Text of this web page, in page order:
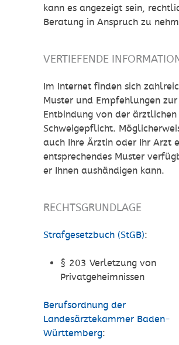
kann es angezeigt sein,
Beratung in Anspruch zu
VERTIEFENDE
Im Internet finden sich
Muster und Empfehlungen zur
Entbindung von der ärztlichen
Schweigepflicht.
auch Ihre Ärztin oder Ihr Arzt
entsprechendes Muster
er Ihnen aushändigen kann.
RECHTSGRUNDLAGE
Strafgesetzbuch (StGB):
§ 203 Verletzung von
Privatgeheimnissen
Berufsordnung der
Landesärztekammer Baden-
Württemberg: